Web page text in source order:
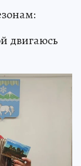
двигаюсь